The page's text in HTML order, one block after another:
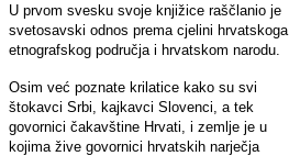
U prvom svesku svoje knjižice raščlanio je
svetosavski odnos prema cjelini hrvatskoga
etnografskog područja i hrvatskom narodu.
Osim već poznate krilatice kako su svi
štokavci Srbi, kajkavci Slovenci, a tek
govornici čakavštine Hrvati, i zemlje je u
kojima žive govornici hrvatskih narječja